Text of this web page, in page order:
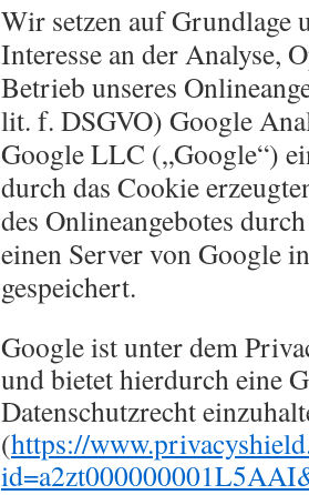
Wir setzen auf Grundlage
Interesse an der Analyse,
Betrieb unseres
lit. f. DSGVO) Google
Google LLC („Google“)
durch das Cookie
des Onlineangebotes
einen Server von Google
gespeichert.
Google ist unter dem
und bietet hierdurch eine
Datenschutzrecht
(https://